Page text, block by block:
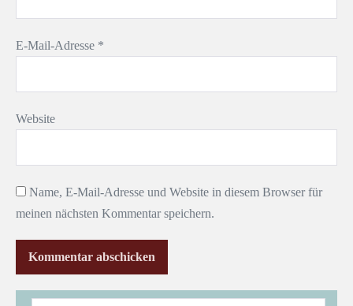
E-Mail-Adresse *
Website
Name, E-Mail-Adresse und Website in diesem Browser für
meinen nächsten Kommentar speichern.